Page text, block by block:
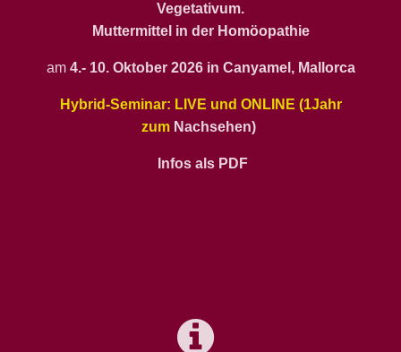
Vegetativum.
Muttermittel in der Homöopathie
am 4.- 10. Oktober 2026 in Canyamel, Mallorca
Hybrid-Seminar: LIVE und ONLINE (1Jahr
zum Nachsehen)
Infos als PDF